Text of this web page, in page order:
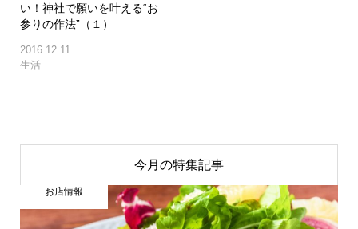
い！神社で願いを叶える“お
参りの作法”（１）
2016.12.11
生活
今月の特集記事
お店情報